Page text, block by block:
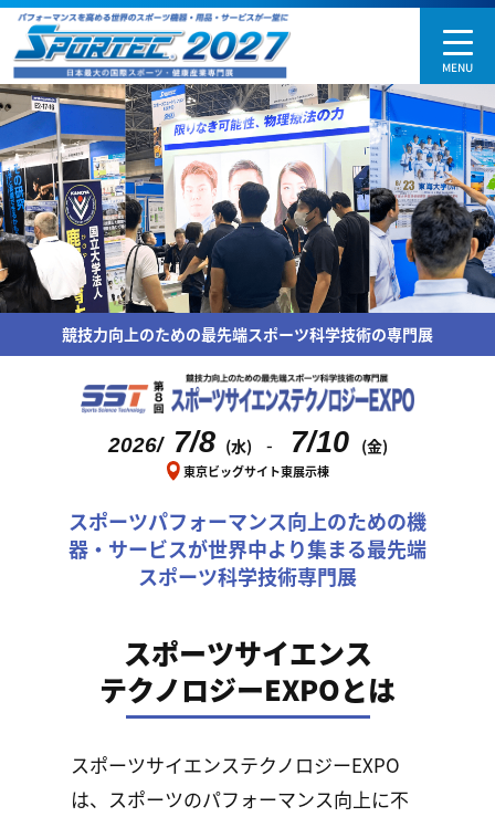
競技力向上のための最先端スポーツ科学技術の専門展
2026/ 7/8 (水) - 7/10 (金)
東京ビッグサイト東展示棟
スポーツパフォーマンス向上のための機
器・サービスが世界中より集まる最先端
スポーツ科学技術専門展
スポーツサイエンス
テクノロジーEXPOとは
スポーツサイエンステクノロジーEXPO
は、スポーツのパフォーマンス向上に不